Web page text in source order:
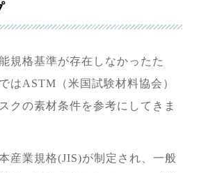
規格基準が存在しなかったた
はASTM（米国試験材料協会）
クの素材条件を参考にしてきま
産業規格(JIS)が制定され、一般